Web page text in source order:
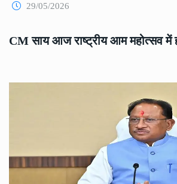
29/05/2026
CM साय आज राष्ट्रीय आम महोत्सव में